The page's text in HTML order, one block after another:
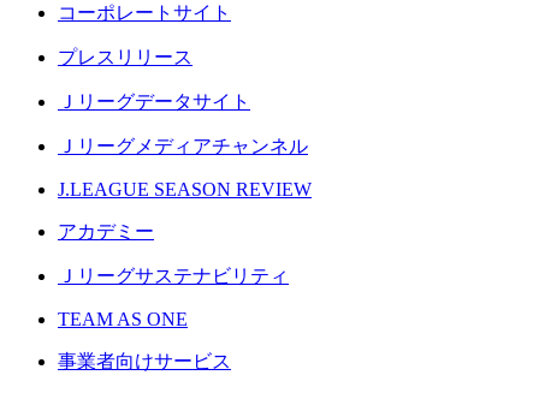
コーポレートサイト
プレスリリース
Ｊリーグデータサイト
Ｊリーグメディアチャンネル
J.LEAGUE SEASON REVIEW
アカデミー
Ｊリーグサステナビリティ
TEAM AS ONE
事業者向けサービス